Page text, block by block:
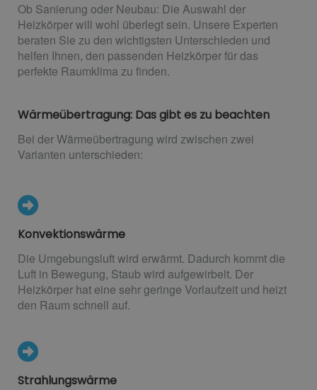
Ob Sanierung oder Neubau: Die Auswahl der
Heizkörper will wohl überlegt sein. Unsere Experten
beraten Sie zu den wichtigsten Unterschieden und
helfen Ihnen, den passenden Heizkörper für das
perfekte Raumklima zu finden.
Wärmeübertragung: Das gibt es zu beachten
Bei der Wärmeübertragung wird zwischen zwei
Varianten unterschieden:
Konvektionswärme
Die Umgebungsluft wird erwärmt. Dadurch kommt die
Luft in Bewegung, Staub wird aufgewirbelt. Der
Heizkörper hat eine sehr geringe Vorlaufzeit und heizt
den Raum schnell auf.
Strahlungswärme